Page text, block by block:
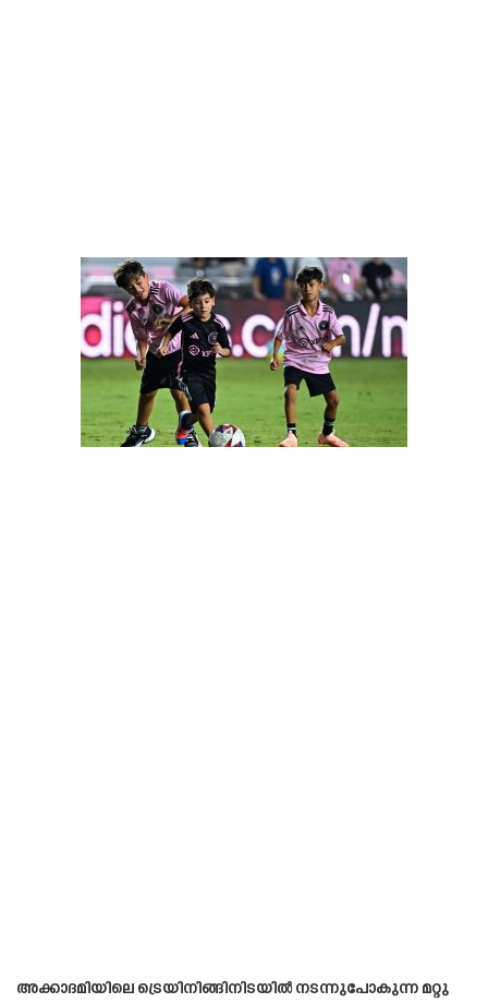
അക്കാദമിയിലെ ട്രെയിനിങ്ങിനിടയിൽ നടന്നുപോകുന്ന മറ്റു